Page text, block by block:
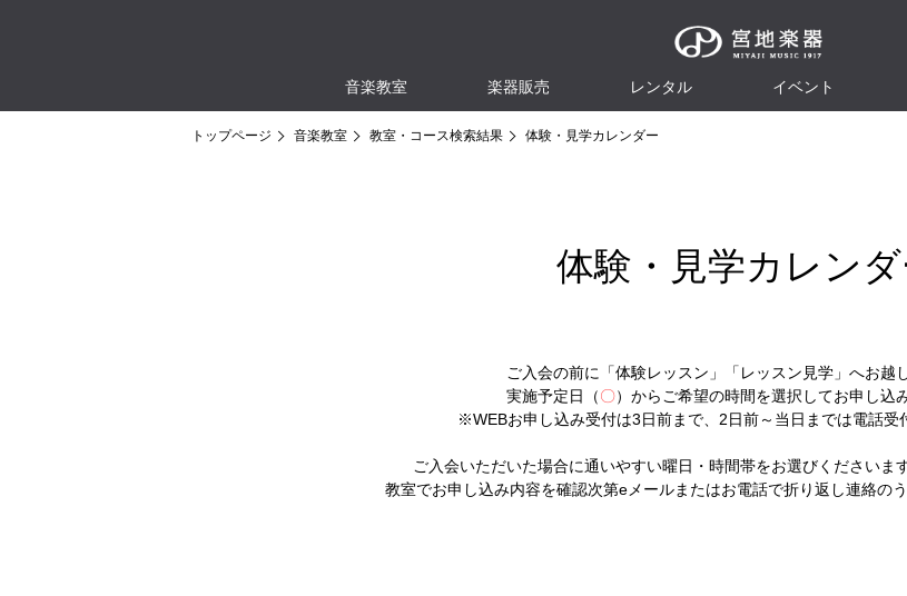
音楽教室 楽器販売 レンタル イベント
トップページ 音楽教室 教室・コース検索結果 体験・見学カレンダー
体験・見学カレンダ
ご入会の前に「体験レッスン」「レッスン見学」へお越
実施予定日（〇）からご希望の時間を選択してお申し込
※WEBお申し込み受付は3日前まで、2日前～当日までは電話受
ご入会いただいた場合に通いやすい曜日・時間帯をお選びくださいま
教室でお申し込み内容を確認次第eメールまたはお電話で折り返し連絡の